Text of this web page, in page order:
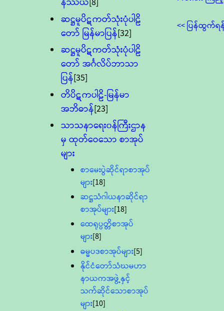
ဆဋ္ဌမူပိဋကတ်သုံးပုံပါဠိ
တော် မြန်မာပြန်[32]
ဆဋ္ဌမူပိဋကတ်သုံးပုံပါဠိ
တော် အင်္ဂလိပ်ဘာသာ
ပြန်[35]
တိပိဋကပါဠိ-မြန်မာ
အဘိဓာန်[23]
သာသနာရေး၀န်ကြီးဌာန
မှ ထုတ်ဝေသော စာအုပ်
များ
စာမေးပွဲဆိုင်ရာစာအုပ်
များ[18]
ဆဋ္ဌသံဂါယနာဆိုင်ရာ
စာအုပ်များ[18]
ထေရုပ္ပတ္တိစာအုပ်
များ[8]
ဓမ္မပဒစာအုပ်များ[5]
နိုင်ငံတော်သံဃမဟာ
နာယကအဖွဲ့နှင့်
သက်ဆိုင်သောစာအုပ်
များ[10]
<< ပြန်ထွက်ရ